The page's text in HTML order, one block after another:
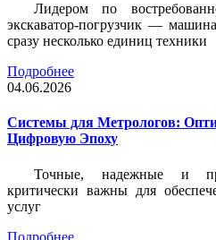
Лидером по
экскаватор-погрузчик —
сразу несколько единиц техники
Подробнее
04.06.2026
Системы для Метрологов:
Цифровую Эпоху
Точные, надежные и
критически важны для
услуг
Подробнее